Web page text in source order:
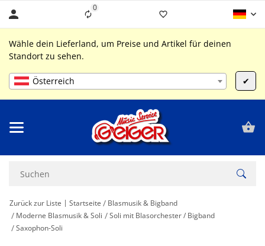
0Liste ist leer
Wähle dein Lieferland, um Preise und Artikel für deinen
Standort zu sehen.
Österreich ✔
Zurück zur Liste Startseite
Blasmusik & Bigband
Moderne Blasmusik & Soli
Soli mit Blasorchester / Bigband
Saxophon-Soli